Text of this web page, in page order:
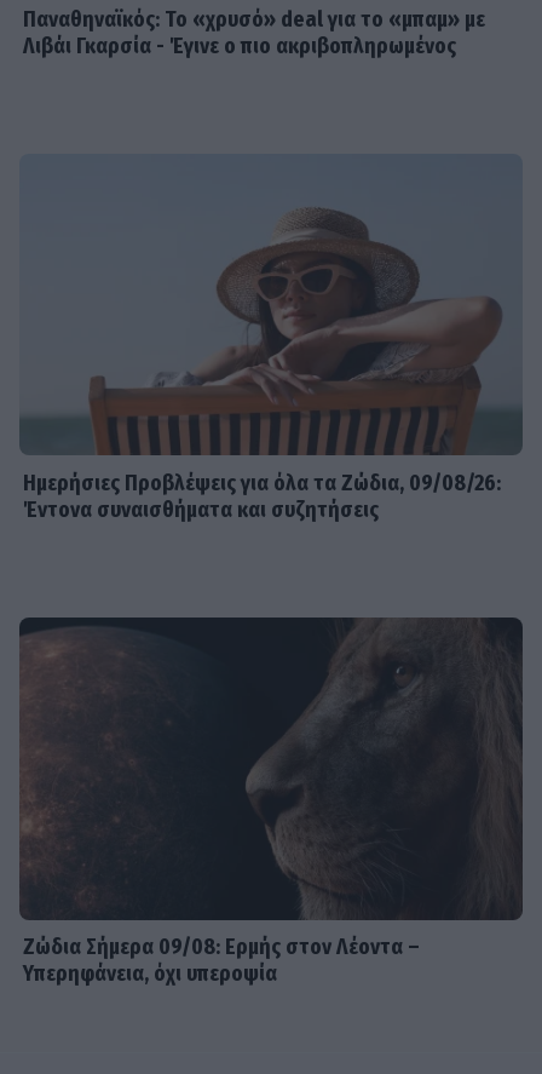
Παναθηναϊκός: Το «χρυσό» deal για το «μπαμ» με
Λιβάι Γκαρσία - Έγινε ο πιο ακριβοπληρωμένος
Ημερήσιες Προβλέψεις για όλα τα Ζώδια, 09/08/26:
Έντονα συναισθήματα και συζητήσεις
Ζώδια Σήμερα 09/08: Ερμής στον Λέοντα –
Υπερηφάνεια, όχι υπεροψία